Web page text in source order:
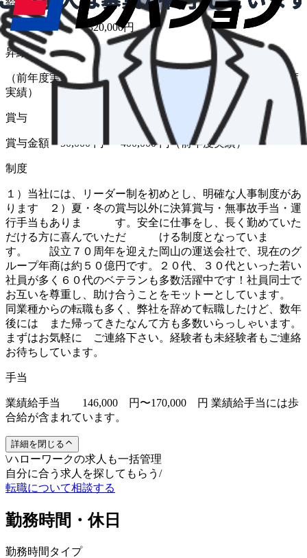
月給 280,000円〜320,000円
昇給
（前年度実績 あり） 金額 1月あたり 5,000 円 〜（前年度
実績）
賞与
賞与金額 50,000 円 〜 400,000 円（前年度実績）
制度
１）当社には、リーダー制を初めとし、明確な人事制度があ
ります ２）夏・冬の賞与以外に決算賞与・無事故手当・運
行手当もありま す。安全に仕事をし、長く勤めていた
だける方に喜んでいただ ける制度となっていま
す。 設立７０周年を迎えた岡山の運送会社で、現在のグ
ループ年商は約５０億円です。２０代、３０代といった若い
社員が多く６０代のベテランも多数活躍中です！社員同士で
お互いを尊重し、助け合うことをモットーとしています。
同業種からの転職も多く、弊社を辞めて転職したけど、数年
後には また帰ってきたなんて方も多数いらっしゃいます。
まずはお気軽に ご連絡下さい。経験者も未経験者もご連絡
お待ちしています。
手当
業績給手当 146,000 円〜170,000 円 業績給手当には歩
合給が含まれています。
詳細を閉じる
\ハローワークの求人も一括管理
自分に合う求人を探してもらう /
転職について相談する
勤務時間・休日
勤務時間タイプ